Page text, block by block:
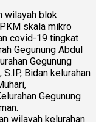
wilayah blok
skala mikro
covid-19 tingkat
Gegunung Abdul
Gegunung
Bidan kelurahan
Gegunung
wilayah kelurahan